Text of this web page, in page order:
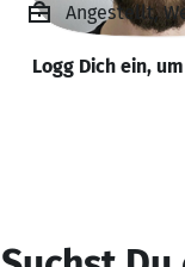
Angestellt,
Logg Dich ein,